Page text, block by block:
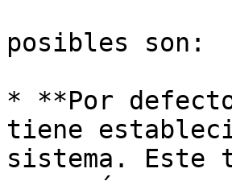
posibles son:
* **Por
tiene
sistema. Este